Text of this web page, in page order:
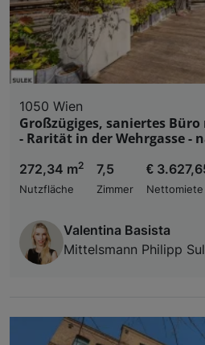
1050 Wien
Großzügiges, saniertes
- Rarität in der Wehrgasse -
272,34 m2
Nutzfläche
7,5
Zimmer
€
Nettomiete
Valentina Basista
Mittelsmann Philipp